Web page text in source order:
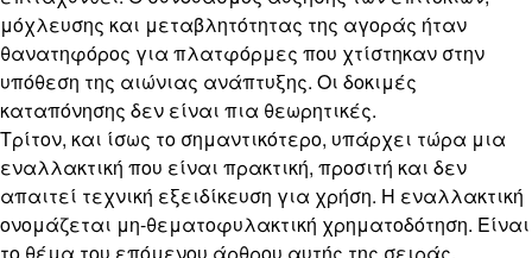
μόχλευσης και μεταβλητότητας της αγοράς ήταν
θανατηφόρος για πλατφόρμες που χτίστηκαν στην
υπόθεση της αιώνιας ανάπτυξης. Οι δοκιμές
καταπόνησης δεν είναι πια θεωρητικές.
Τρίτον, και ίσως το σημαντικότερο, υπάρχει τώρα μια
εναλλακτική που είναι πρακτική, προσιτή και δεν
απαιτεί τεχνική εξειδίκευση για χρήση. Η εναλλακτική
ονομάζεται μη-θεματοφυλακτική χρηματοδότηση. Είναι
το θέμα του επόμενου άρθρου αυτής της σειράς.